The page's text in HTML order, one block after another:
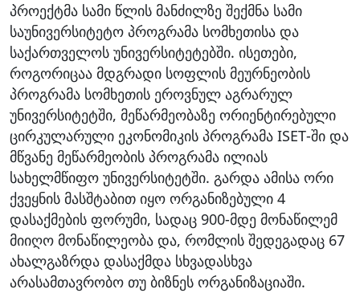
პროექტმა სამი წლის მანძილზე შექმნა სამი
საუნივერსიტეტო პროგრამა სომხეთისა და
საქართველოს უნივერსიტეტებში. ისეთები,
როგორიცაა მდგრადი სოფლის მეურნეობის
პროგრამა სომხეთის ეროვნულ აგრარულ
უნივერსიტეტში, მეწარმეობაზე ორიენტირებული
ცირკულარული ეკონომიკის პროგრამა ISET-ში და
მწვანე მეწარმეობის პროგრამა ილიას
სახელმწიფო უნივერსიტეტში. გარდა ამისა ორი
ქვეყნის მასშტაბით იყო ორგანიზებული 4
დასაქმების ფორუმი, სადაც 900-მდე მონაწილემ
მიიღო მონაწილეობა და, რომლის შედეგადაც 67
ახალგაზრდა დასაქმდა სხვადასხვა
არასამთავრობო თუ ბიზნეს ორგანიზაციაში.